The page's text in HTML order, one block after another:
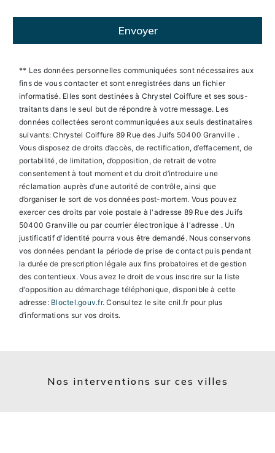
Envoyer
** Les données personnelles communiquées sont nécessaires aux
fins de vous contacter et sont enregistrées dans un fichier
informatisé. Elles sont destinées à Chrystel Coiffure et ses sous-
traitants dans le seul but de répondre à votre message. Les
données collectées seront communiquées aux seuls destinataires
suivants: Chrystel Coiffure 89 Rue des Juifs 50400 Granville .
Vous disposez de droits d’accès, de rectification, d’effacement, de
portabilité, de limitation, d’opposition, de retrait de votre
consentement à tout moment et du droit d’introduire une
réclamation auprès d’une autorité de contrôle, ainsi que
d’organiser le sort de vos données post-mortem. Vous pouvez
exercer ces droits par voie postale à l'adresse 89 Rue des Juifs
50400 Granville ou par courrier électronique à l'adresse . Un
justificatif d'identité pourra vous être demandé. Nous conservons
vos données pendant la période de prise de contact puis pendant
la durée de prescription légale aux fins probatoires et de gestion
des contentieux. Vous avez le droit de vous inscrire sur la liste
d'opposition au démarchage téléphonique, disponible à cette
adresse: Bloctel.gouv.fr. Consultez le site cnil.fr pour plus
d’informations sur vos droits.
Nos interventions sur ces villes